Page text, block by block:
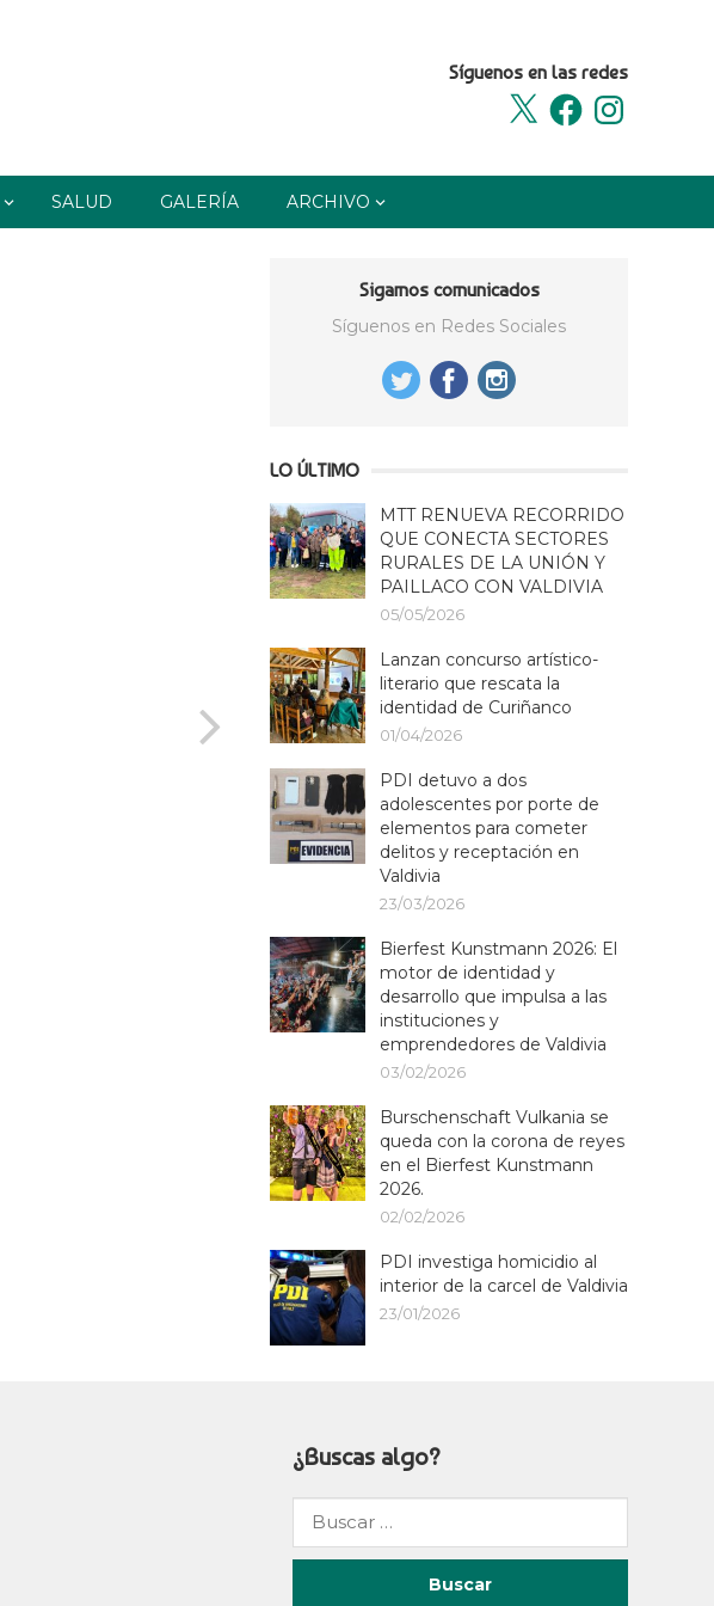
Síguenos en las redes
X
FacebookInstagram
SALUD GALERÍA ARCHIVO
Sigamos comunicados
Síguenos en Redes Sociales
LO ÚLTIMO
MTT RENUEVA RECORRIDO
QUE CONECTA SECTORES
RURALES DE LA UNIÓN Y
PAILLACO CON VALDIVIA
05/05/2026
Lanzan concurso artístico-
literario que rescata la
identidad de Curiñanco
01/04/2026
PDI detuvo a dos
adolescentes por porte de
elementos para cometer
delitos y receptación en
Valdivia
23/03/2026
Bierfest Kunstmann 2026: El
motor de identidad y
desarrollo que impulsa a las
instituciones y
emprendedores de Valdivia
03/02/2026
Burschenschaft Vulkania se
queda con la corona de reyes
en el Bierfest Kunstmann
2026.
02/02/2026
PDI investiga homicidio al
interior de la carcel de Valdivia
23/01/2026
¿Buscas algo?
Buscar
por: